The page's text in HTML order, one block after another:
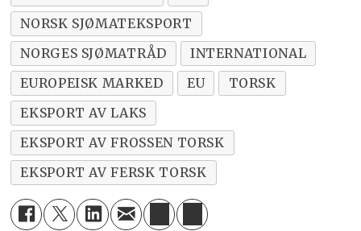
NORSK SJØMATEKSPORT
NORGES SJØMATRÅD
INTERNATIONAL
EUROPEISK MARKED
EU
TORSK
EKSPORT AV LAKS
EKSPORT AV FROSSEN TORSK
EKSPORT AV FERSK TORSK